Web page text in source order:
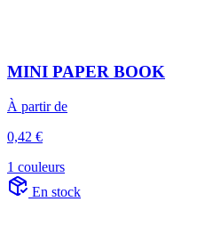
MINI PAPER BOOK
À partir de
0,42 €
1 couleurs
En stock